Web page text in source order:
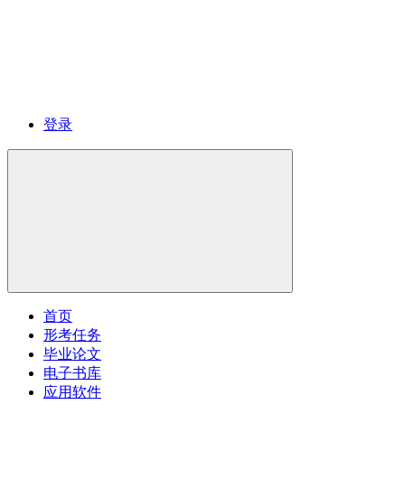
登录
首页
形考任务
毕业论文
电子书库
应用软件